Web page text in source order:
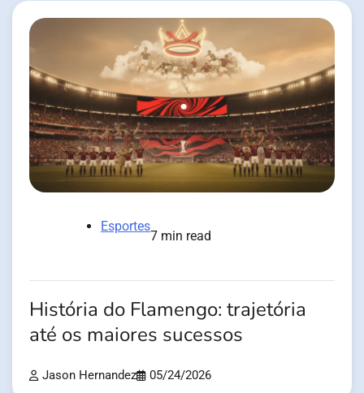
Esportes
7 min read
História do Flamengo: trajetória
até os maiores sucessos
Jason Hernandez 05/24/2026